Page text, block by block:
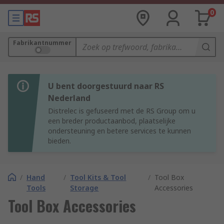
0
Fabrikantnummer
U bent doorgestuurd naar RS
Nederland
Distrelec is gefuseerd met de RS Group om u
een breder productaanbod, plaatselijke
ondersteuning en betere services te kunnen
bieden.
/ Hand
Tools
/ Tool Kits & Tool
Storage
/ Tool Box
Accessories
Tool Box Accessories